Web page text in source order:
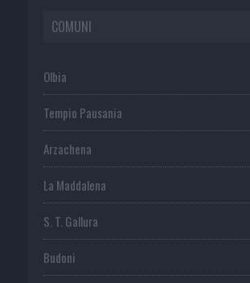
COMUNI
Olbia
Tempio Pausania
Arzachena
La Maddalena
S. T. Gallura
Budoni